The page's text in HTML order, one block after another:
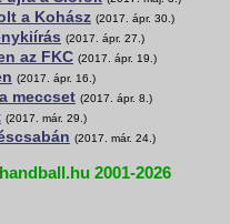
a Kohász (2017. ápr. 30.)
(2017. ápr. 27.)
az FKC (2017. ápr. 19.)
(2017. ápr. 16.)
meccset (2017. ápr. 8.)
(2017. már. 29.)
(2017. már. 24.)
2001-2026